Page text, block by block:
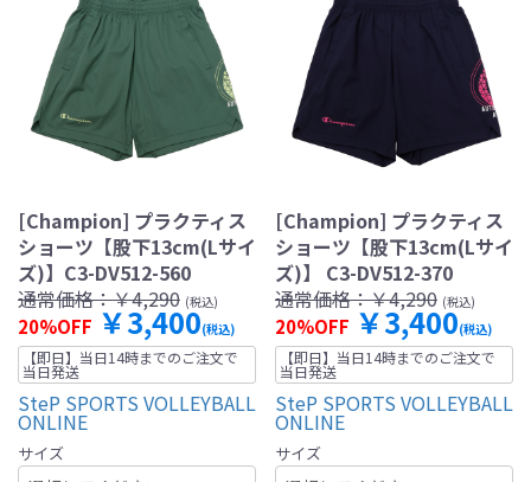
[Champion] プラクティス
ショーツ【股下13cm(Lサイ
ズ)】C3-DV512-560
通常価格：￥4,290 (税込)
20%OFF ￥3,400(税込)
【即日】当日14時までのご注文で
当日発送
SteP SPORTS VOLLEYBALL
ONLINE
サイズ
[Champion] プラクティス
ショーツ【股下13cm(Lサイ
ズ)】 C3-DV512-370
通常価格：￥4,290 (税込)
20%OFF ￥3,400(税込)
【即日】当日14時までのご注文で
当日発送
SteP SPORTS VOLLEYBALL
ONLINE
サイズ